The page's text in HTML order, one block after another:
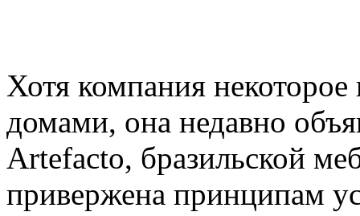
Хотя компания
домами, она недавно
Artefacto, бразильской
привержена принципам